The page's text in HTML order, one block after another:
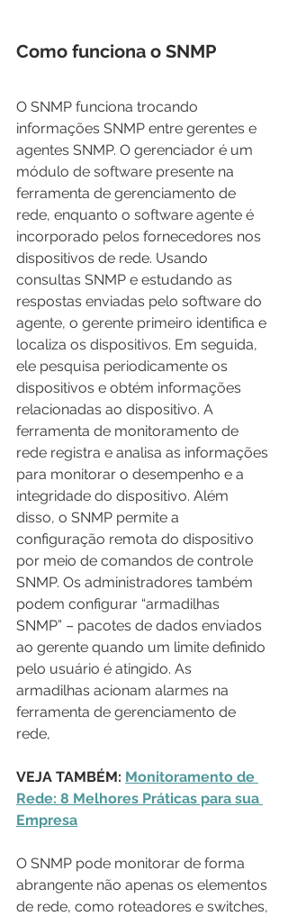
Como funciona o SNMP
O SNMP funciona trocando
informações SNMP entre gerentes e
agentes SNMP. O gerenciador é um
módulo de software presente na
ferramenta de gerenciamento de
rede, enquanto o software agente é
incorporado pelos fornecedores nos
dispositivos de rede. Usando
consultas SNMP e estudando as
respostas enviadas pelo software do
agente, o gerente primeiro identifica e
localiza os dispositivos. Em seguida,
ele pesquisa periodicamente os
dispositivos e obtém informações
relacionadas ao dispositivo. A
ferramenta de monitoramento de
rede registra e analisa as informações
para monitorar o desempenho e a
integridade do dispositivo. Além
disso, o SNMP permite a
configuração remota do dispositivo
por meio de comandos de controle
SNMP. Os administradores também
podem configurar “armadilhas
SNMP” – pacotes de dados enviados
ao gerente quando um limite definido
pelo usuário é atingido. As
armadilhas acionam alarmes na
ferramenta de gerenciamento de
rede,
VEJA TAMBÉM: Monitoramento de
Rede: 8 Melhores Práticas para sua
Empresa
O SNMP pode monitorar de forma
abrangente não apenas os elementos
de rede, como roteadores e switches,